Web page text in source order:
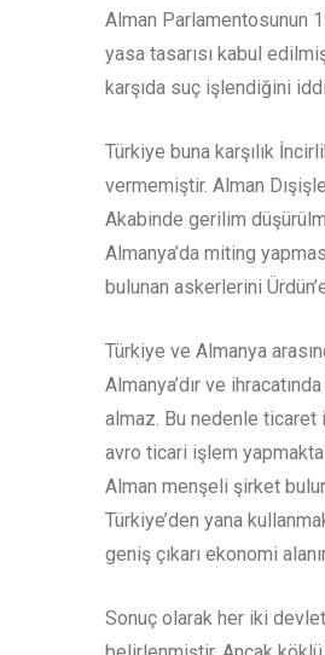
Alman Parlamentosunun
yasa tasarısı kabul
karşıda suç işlendiğini
Türkiye buna karşılık
vermemiştir. Alman
Akabinde gerilim
Almanya’da miting
bulunan askerlerini Ürdün’e
Türkiye ve Almanya
Almanya’dır ve
almaz. Bu nedenle ticaret
avro ticari işlem yapmakta
Alman menşeli şirket
Türkiye’den yana
geniş çıkarı ekonomi
Sonuç olarak her iki